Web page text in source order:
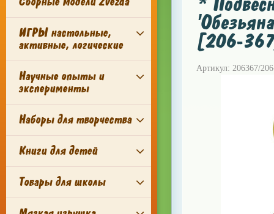
ИГРЫ настольные,
активные, логические
Научные опыты и
эксперименты
Наборы для творчества
Книги для детей
Товары для школы
[206-
Артикул: 206367/